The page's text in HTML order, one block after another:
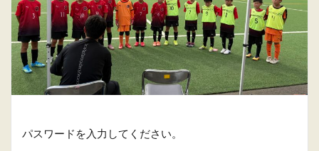
パスワードを入力してください。